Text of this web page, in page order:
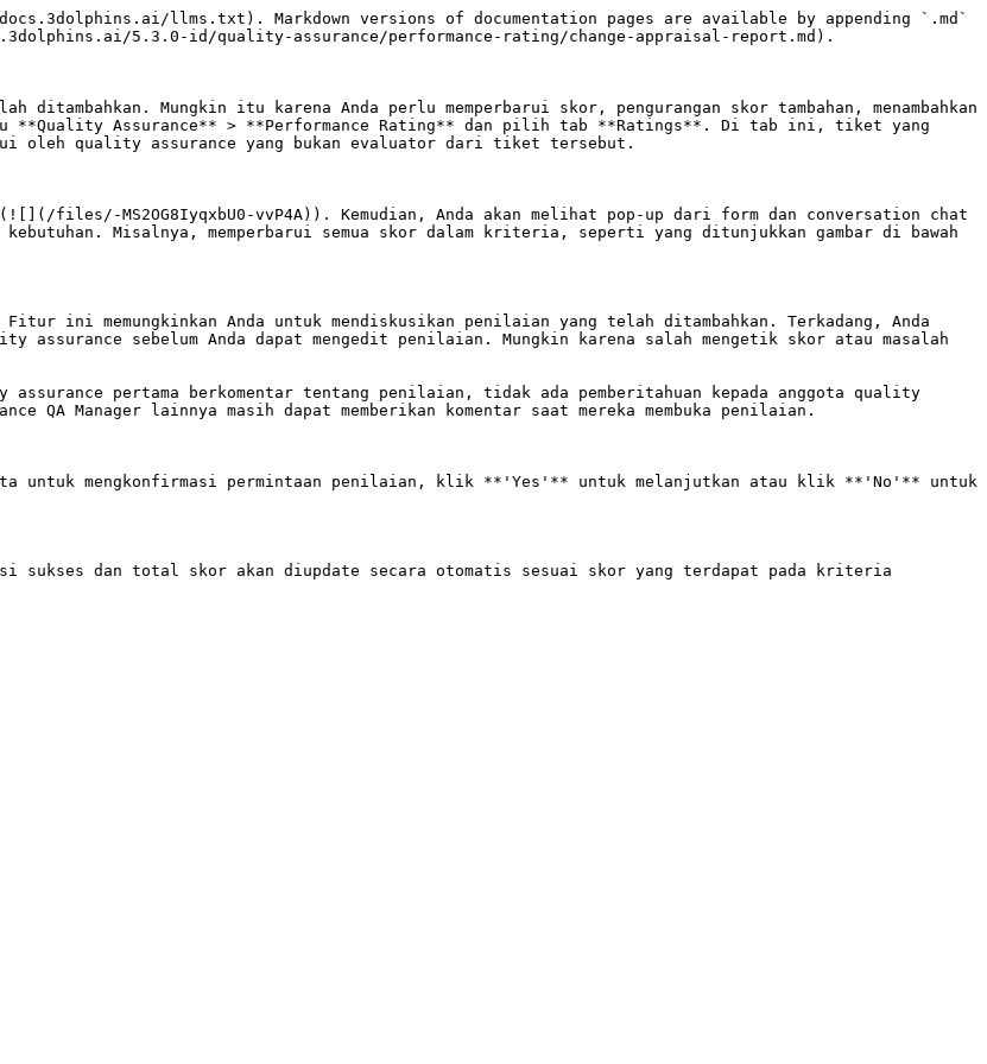
llms.txt). Markdown versions of documentation pages are available by appending `.md`
5.3.0-id/quality-assurance/performance-rating/change-appraisal-report.md).
ditambahkan. Mungkin itu karena Anda perlu memperbarui skor, pengurangan skor tambahan, menambahkan
**Quality Assurance** > **Performance Rating** dan pilih tab **Ratings**. Di tab ini, tiket yang
quality assurance yang bukan evaluator dari tiket tersebut.
MS2OG8IyqxbU0-vvP4A)). Kemudian, Anda akan melihat pop-up dari form dan conversation chat
Misalnya, memperbarui semua skor dalam kriteria, seperti yang ditunjukkan gambar di bawah
ini memungkinkan Anda untuk mendiskusikan penilaian yang telah ditambahkan. Terkadang, Anda
assurance sebelum Anda dapat mengedit penilaian. Mungkin karena salah mengetik skor atau masalah
pertama berkomentar tentang penilaian, tidak ada pemberitahuan kepada anggota quality
QA Manager lainnya masih dapat memberikan komentar saat mereka membuka penilaian.
untuk mengkonfirmasi permintaan penilaian, klik **'Yes'** untuk melanjutkan atau klik **'No'** untuk
sukses dan total skor akan diupdate secara otomatis sesuai skor yang terdapat pada kriteria